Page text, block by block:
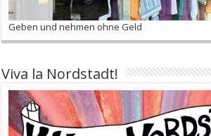
Geben und nehmen ohne Geld
Viva la Nordstadt!